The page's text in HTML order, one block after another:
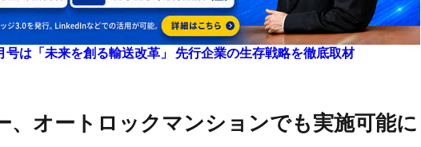
号は「未来を創る輸送改革」 先行企業の生存戦略を徹底取材
、オートロックマンションでも実施可能に